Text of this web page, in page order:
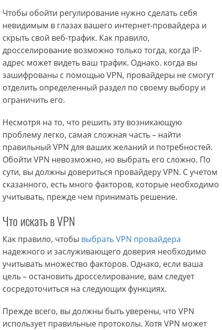
Чтобы обойти регулирование нужно сделать себя
невидимым в глазах вашего интернет-провайдера и
скрыть свой веб-трафик. Как правило,
дросселирование возможно только тогда, когда IP-
адрес может видеть ваш трафик. Однако. когда вы
зашифрованы с помощью VPN, провайдеры не смогут
отделить определенный раздел по своему выбору и
ограничить его.
Несмотря на то, что решить эту возникающую
проблему легко, самая сложная часть – найти
правильный VPN для ваших желаний и потребностей.
Обойти VPN невозможно, но выбрать его сложно. По
сути, вы должны довериться провайдеру VPN. С учетом
сказанного, есть много факторов, которые необходимо
учитывать, прежде чем принимать решение.
Что искать в VPN
Как правило, чтобы выбрать VPN провайдера
надежного и заслуживающего доверия необходимо
учитывать множество факторов. Однако, если ваша
цель – остановить дросселирование, вам следует
сосредоточиться на следующих функциях.
Прежде всего, вы должны быть уверены, что VPN
использует правильные протоколы. Хотя VPN может